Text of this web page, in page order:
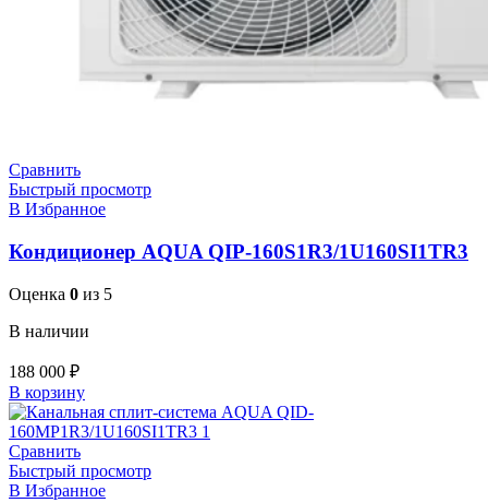
Сравнить
Быстрый просмотр
В Избранное
Кондиционер AQUA QIP-160S1R3/1U160SI1TR3
Оценка 0 из 5
В наличии
188 000 ₽
В корзину
Сравнить
Быстрый просмотр
В Избранное